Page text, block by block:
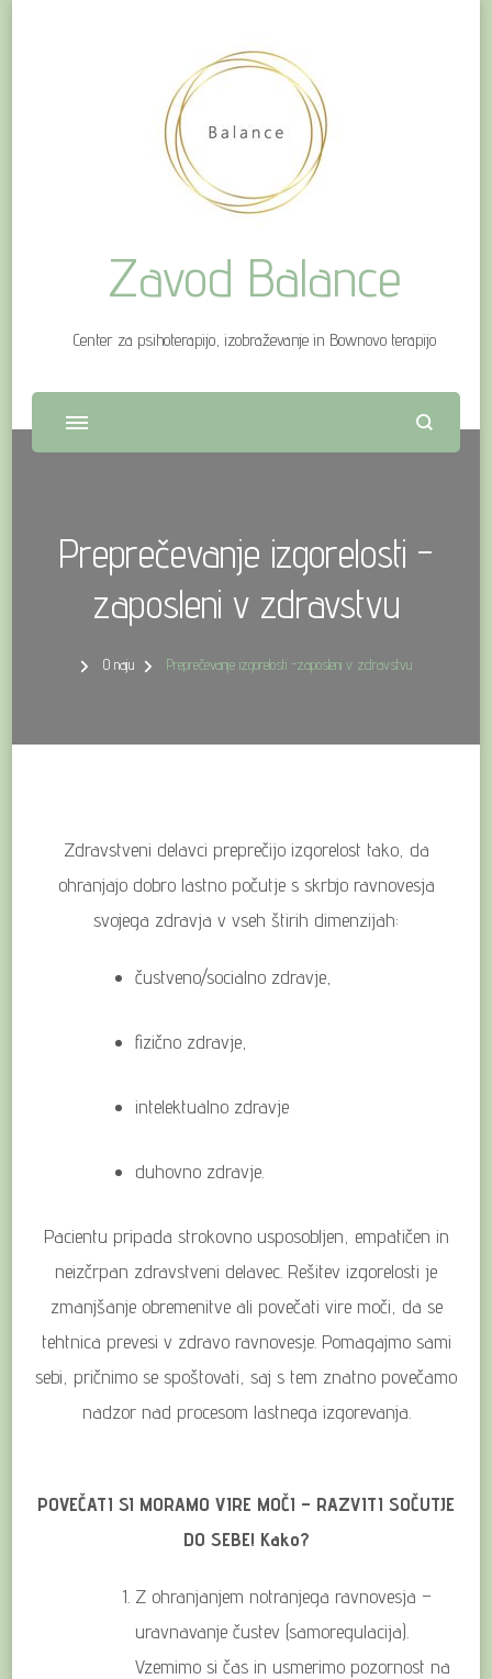
Zavod Balance
Center za psihoterapijo, izobraževanje in Bownovo terapijo
Preprečevanje izgorelosti -
zaposleni v zdravstvu
O naju Preprečevanje izgorelosti -zaposleni v zdravstvu
Zdravstveni delavci preprečijo izgorelost tako, da
ohranjajo dobro lastno počutje s skrbjo ravnovesja
svojega zdravja v vseh štirih dimenzijah:
čustveno/socialno zdravje,
fizično zdravje,
intelektualno zdravje
duhovno zdravje.
Pacientu pripada strokovno usposobljen, empatičen in
neizčrpan zdravstveni delavec. Rešitev izgorelosti je
zmanjšanje obremenitve ali povečati vire moči, da se
tehtnica prevesi v zdravo ravnovesje. Pomagajmo sami
sebi, pričnimo se spoštovati, saj s tem znatno povečamo
nadzor nad procesom lastnega izgorevanja.
POVEČATI SI MORAMO VIRE MOČI – RAZVITI SOČUTJE
DO SEBE! Kako?
Z ohranjanjem notranjega ravnovesja –
uravnavanje čustev (samoregulacija).
Vzemimo si čas in usmerimo pozornost na